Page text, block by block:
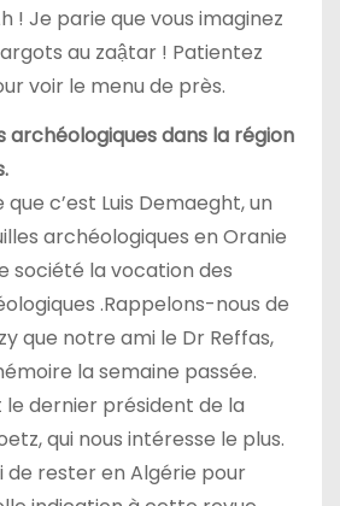
! Je parie que vous imaginez
au zaậtar ! Patientez
voir le menu de près.
archéologiques dans la région
c’est Luis Demaeght, un
archéologiques en Oranie
société la vocation des
.Rappelons-nous de
que notre ami le Dr Reffas,
la semaine passée.
dernier président de la
qui nous intéresse le plus.
de rester en Algérie pour